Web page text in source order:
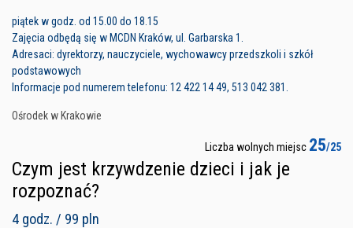
piątek w godz. od 15.00 do 18.15
Zajęcia odbędą się w MCDN Kraków, ul. Garbarska 1.
Adresaci: dyrektorzy, nauczyciele, wychowawcy przedszkoli i szkół
podstawowych
Informacje pod numerem telefonu: 12 422 14 49, 513 042 381.
Ośrodek w Krakowie
Liczba wolnych miejsc 25/25
Czym jest krzywdzenie dzieci i jak je
rozpoznać?
4 godz. / 99 pln